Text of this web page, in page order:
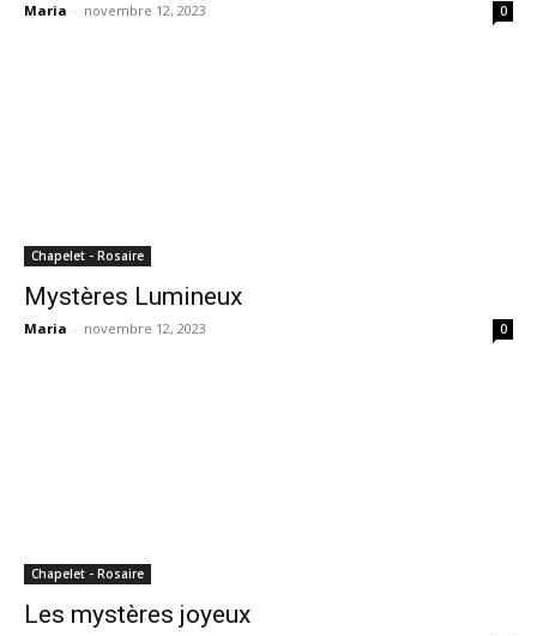
Maria - novembre 12, 2023 0
Chapelet - Rosaire
Mystères Lumineux
Maria - novembre 12, 2023 0
Chapelet - Rosaire
Les mystères joyeux